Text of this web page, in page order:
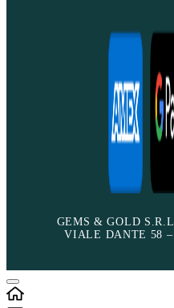
GEMS & GOLD
VIALE DANTE 58 –